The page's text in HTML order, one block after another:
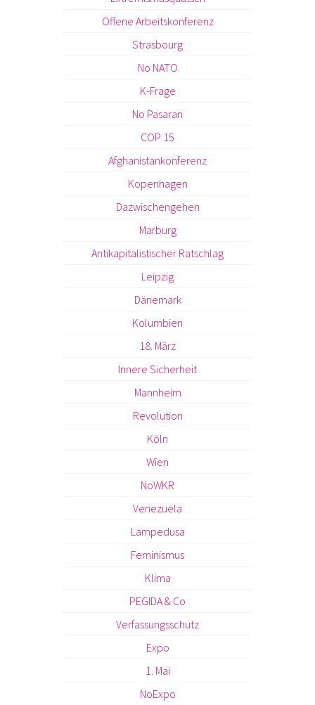
Offene Arbeitskonferenz
Strasbourg
No NATO
K-Frage
No Pasaran
COP 15
Afghanistankonferenz
Kopenhagen
Dazwischengehen
Marburg
Antikapitalistischer Ratschlag
Leipzig
Dänemark
Kolumbien
18. März
Innere Sicherheit
Mannheim
Revolution
Köln
Wien
NoWKR
Venezuela
Lampedusa
Feminismus
Klima
PEGIDA & Co
Verfassungsschutz
Expo
1. Mai
NoExpo